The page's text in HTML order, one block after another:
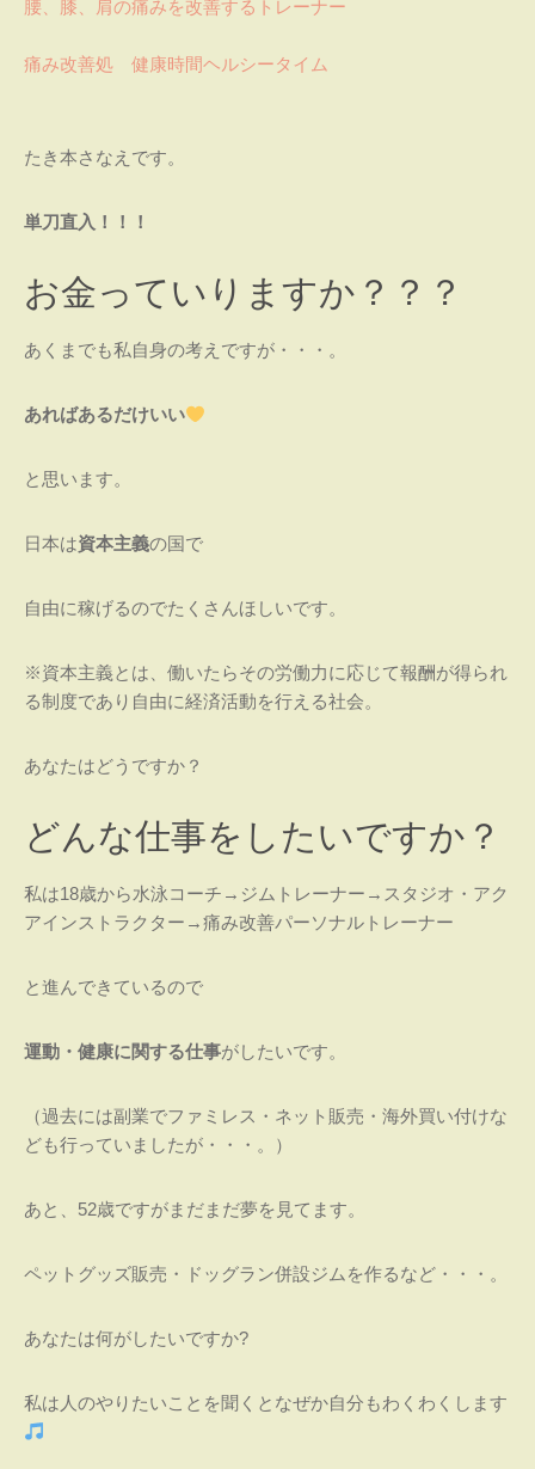
腰・
ソナ
ルト
レー
く軽
な体
を目
指す
腰、膝、肩の痛みを改善するトレーナー
痛み改善処 健康時間ヘルシータイム
たき本さなえです。
単刀直入！！！
お金っていりますか？？？
あくまでも私自身の考えですが・・・。
あればあるだけいい
と思います。
日本は資本主義の国で
自由に稼げるのでたくさんほしいです。
※資本主義とは、働いたらその労働力に応じて報酬が得られ
る制度であり自由に経済活動を行える社会。
あなたはどうですか？
どんな仕事をしたいですか？
私は18歳から水泳コーチ→ジムトレーナー→スタジオ・アク
アインストラクター→痛み改善パーソナルトレーナー
と進んできているので
運動・健康に関する仕事がしたいです。
（過去には副業でファミレス・ネット販売・海外買い付けな
ども行っていましたが・・・。）
あと、52歳ですがまだまだ夢を見てます。
ペットグッズ販売・ドッグラン併設ジムを作るなど・・・。
あなたは何がしたいですか?
私は人のやりたいことを聞くとなぜか自分もわくわくします